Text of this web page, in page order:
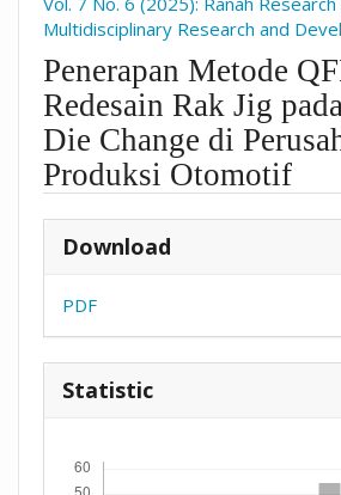
Multidisciplinary Research and
Penerapan Metode
Redesain Rak Jig
Die Change di
Produksi Otomotif
Download
PDF
Statistic